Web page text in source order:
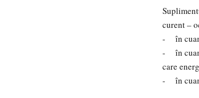
curent –
- în
- în
care
- în